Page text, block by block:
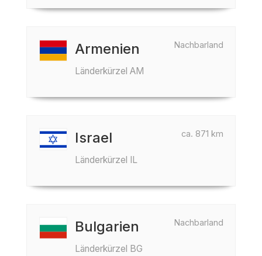
Nachbarland
Armenien
Länderkürzel AM
ca. 871 km
Israel
Länderkürzel IL
Nachbarland
Bulgarien
Länderkürzel BG